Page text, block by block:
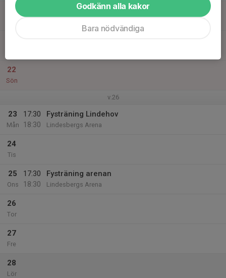
20
22
Sön
v.26
23
Mån
17:30
18:30
Fysträning Lindehov
Lindesbergs Arena
24
Tis
25
Ons
17:30
18:30
Fysträning arenan
Lindesbergs Arena
26
Tor
27
Fre
28
Lör
Godkänn alla kakor
Bara nödvändiga